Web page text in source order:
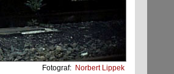
Fotograf: Norbert Lippek